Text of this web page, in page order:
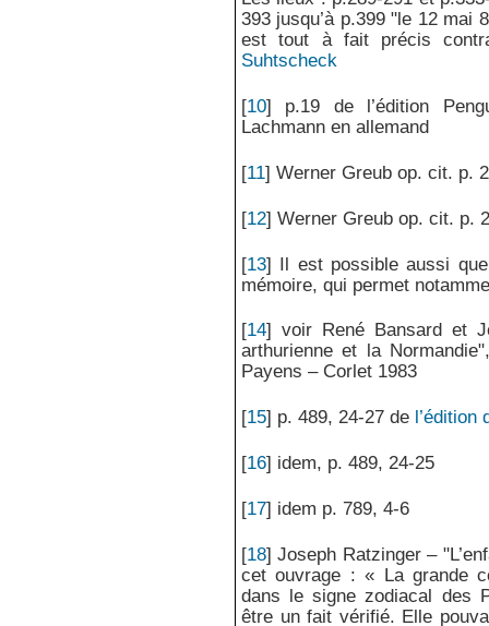
393 jusqu’à p.399 "le 12 mai
est tout à fait précis
Suhtscheck
[10] p.19 de l’édition
Lachmann en allemand
[11] Werner Greub op. cit. p.
[12] Werner Greub op. cit. p.
[13] Il est possible aussi
mémoire, qui permet
[14] voir René Bansard et
arthurienne et la
Payens – Corlet 1983
[15] p. 489, 24-27 de l’édition
[16] idem, p. 489, 24-25
[17] idem p. 789, 4-6
[18]Joseph Ratzinger –
cet ouvrage : « La grande
dans le signe zodiacal des
être un fait vérifié. Elle